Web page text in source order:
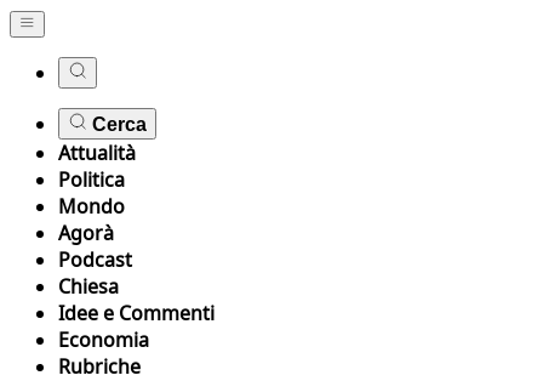
Cerca
Attualità
Politica
Mondo
Agorà
Podcast
Chiesa
Idee e Commenti
Economia
Rubriche